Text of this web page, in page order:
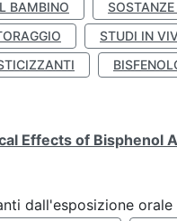
BAMBINO
STUDI IN
Effects of Bisphenol
dall'esposizione